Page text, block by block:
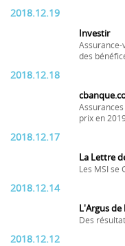
2018.12.19
Investir
des
2018.12.18
prix en
2018.12.17
La Lettre
Les MSI se
2018.12.14
L'Argus de
Des
2018.12.12